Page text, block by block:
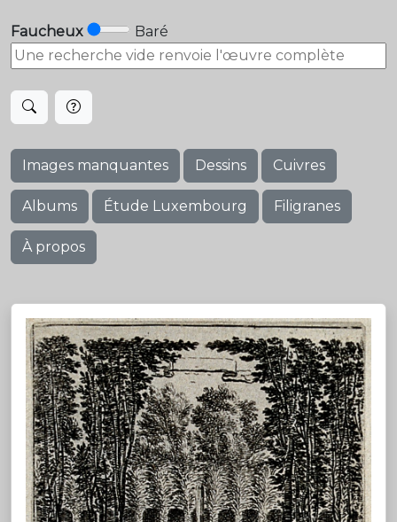
Faucheux Baré
Images manquantes Dessins Cuivres
Albums Étude Luxembourg Filigranes
À propos